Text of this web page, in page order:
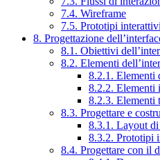
7.4. Wireframe
7.5. Prototipi interattivi
8. Progettazione
8.1. Obiettivi
8.2. Elementi
8.2.1. Elementi
8.2.2. Elementi
8.2.3. Elementi
8.3. Progettare e
8.3.1. Layout di
8.3.2. Prototipi
8.4. Progettare con il